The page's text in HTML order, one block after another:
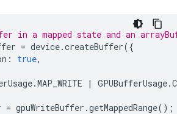
in a mapped state and an
= device.createBuffer({
: true,
.MAP_WRITE | GPUBufferUsage.
= gpuWriteBuffer .getMappedRange();